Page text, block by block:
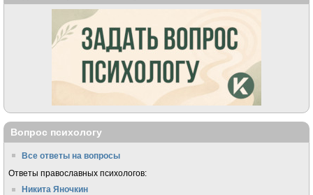
Вопрос психологу
Все ответы на вопросы
Ответы православных психологов:
Никита Яночкин